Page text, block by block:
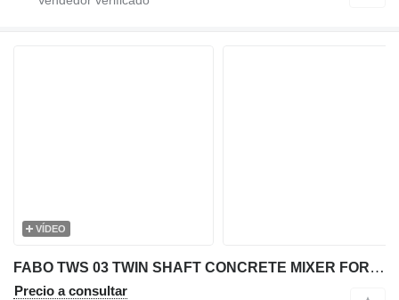
VÍDEO
FABO TWS 03 TWIN SHAFT CONCRETE MIXER FOR SALE
Precio a consultar